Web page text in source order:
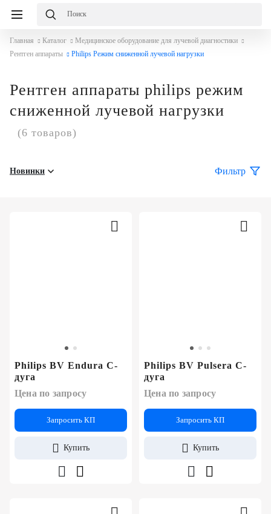
Главная Каталог
Медицинское оборудование для лучевой диагностики
Рентген аппараты
Philips Режим сниженной лучевой нагрузки
Рентген аппараты philips режим
сниженной лучевой нагрузки
(6 товаров)
Новинки Фильтр
Philips BV Endura С-
дуга
Цена по запросу
Запросить КП
Купить
Philips BV Pulsera С-
дуга
Цена по запросу
Запросить КП
Купить